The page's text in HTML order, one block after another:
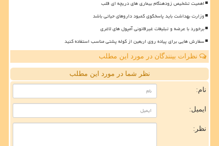
اهمیت تشخیص زودهنگام بیماری های دریچه ای قلب
وزارت بهداشت باید پاسخگوی کمبود داروهای حیاتی باشد
برخورد با عرضه و تبلیغات غیرقانونی آمپول های لاغری
سفارش هایی برای پیاده روی اربعین از کوله پشتی مناسب استفاده کنید
نظرات بینندگان در مورد این مطلب
نظر شما در مورد این مطلب
نام:
ایمیل:
نظر: